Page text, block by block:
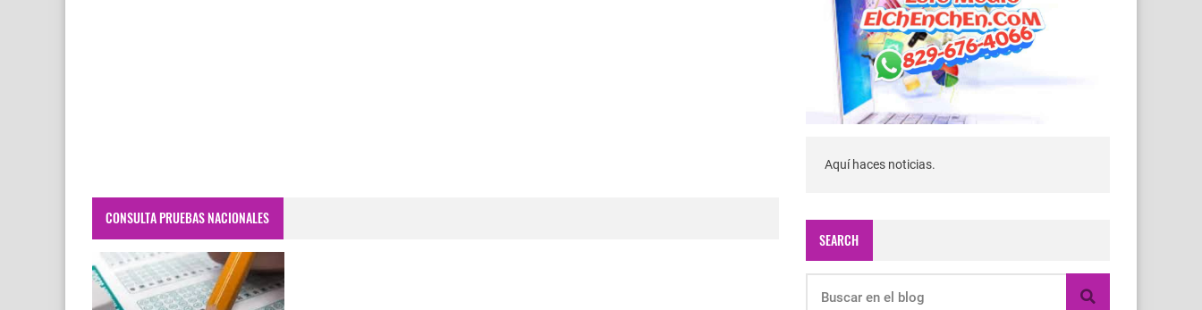
CONSULTA PRUEBAS NACIONALES
Aquí haces noticias.
SEARCH